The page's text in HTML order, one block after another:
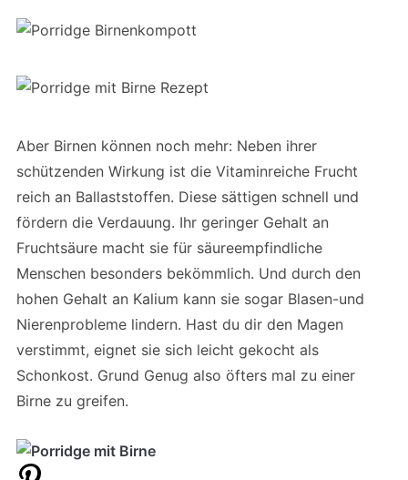
Aber Birnen können noch mehr: Neben ihrer
schützenden Wirkung ist die Vitaminreiche Frucht
reich an Ballaststoffen. Diese sättigen schnell und
fördern die Verdauung. Ihr geringer Gehalt an
Fruchtsäure macht sie für säureempfindliche
Menschen besonders bekömmlich. Und durch den
hohen Gehalt an Kalium kann sie sogar Blasen-und
Nierenprobleme lindern. Hast du dir den Magen
verstimmt, eignet sie sich leicht gekocht als
Schonkost. Grund Genug also öfters mal zu einer
Birne zu greifen.